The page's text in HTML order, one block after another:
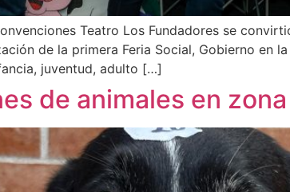
Teatro Los Fundadores se
de la primera Feria Social, Gobierno en
juventud, adulto […]
de animales en